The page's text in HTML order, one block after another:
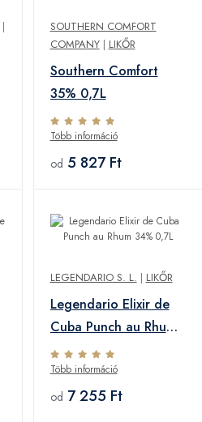
|
SOUTHERN COMFORT
COMPANY| LIKŐR
Southern Comfort
35% 0,7L
Több információ
od 5 827 Ft
LEGENDARIO S. L. | LIKŐR
Legendario Elixir de
Cuba Punch au Rhum
34% 0,7L
Több információ
od 7 255 Ft